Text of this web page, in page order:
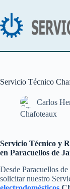
contenido
Servicio Técnico
Carlos
Chafoteaux
Servicio Técnico y
en Paracuellos de
Desde Paracuellos
solicitar nuestro